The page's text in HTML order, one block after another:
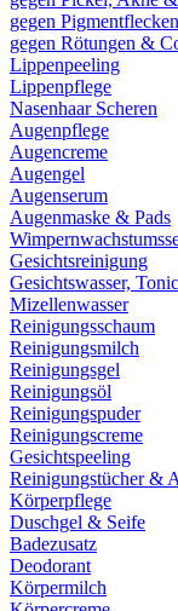
gegen Pigmentflecken
gegen Rötungen &
Lippenpeeling
Lippenpflege
Nasenhaar Scheren
Augenpflege
Augencreme
Augengel
Augenserum
Augenmaske & Pads
Gesichtsreinigung
Gesichtswasser,
Mizellenwasser
Reinigungsschaum
Reinigungsmilch
Reinigungsgel
Reinigungsöl
Reinigungspuder
Reinigungscreme
Gesichtspeeling
Reinigungstücher &
Körperpflege
Duschgel & Seife
Badezusatz
Deodorant
Körpermilch